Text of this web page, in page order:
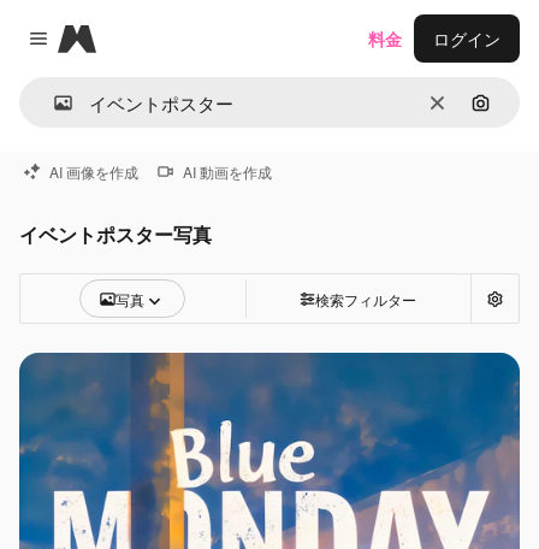
Close menu
Magnific
消去 画像で
料金 ログイン
AI 画像を作成 AI 動画を作成
イベントポスター写真
写真 検索フィルター